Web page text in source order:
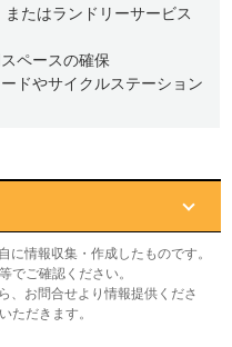
またはランドリーサービス
ペースの確保
ドやサイクルステーション
情報収集・作成したものです。
でご確認ください。
、お問合せより情報提供くださ
ただきます。